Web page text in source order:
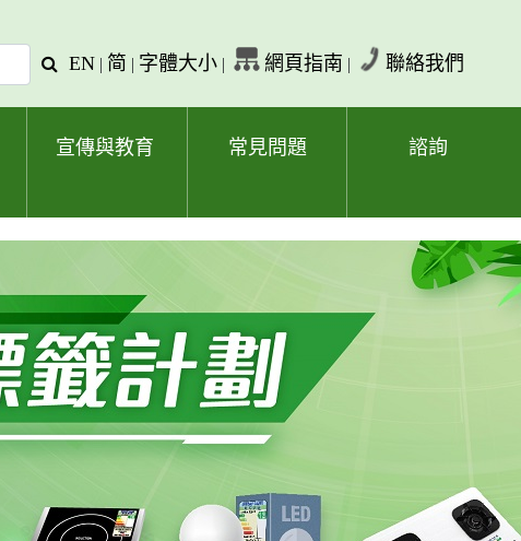
查
字
EN | 简 | 字體大小 | 網頁指南 | 聯絡我們
宣傳與教育 常見問題 諮詢